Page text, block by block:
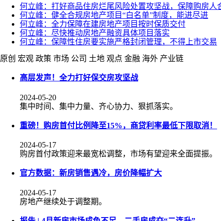
何立峰：打好商品住房烂尾风险处置攻坚战，保障购房人
何立峰：健全合规房地产项目“白名单”制度，能进尽进
何立峰：全力保障在建房地产项目按时保质交付
何立峰：尽快推动房地产融资具体项目落实
何立峰：保障性住房要实施严格封闭管理，不得上市交易
原创 宏观 政策 市场 公司 土地 观点 金融 海外 产业链
高层发声！全力打好保交房攻坚战
2024-05-20
集中时间、集中力量、齐心协力、狠抓落实。
重磅！购房首付比例降至15%，商贷利率最低下限取消！
2024-05-17
购房首付政策迎来最宽松调整，市场有望迎来全面提振。
官方数据：新房销售遇冷，房价降幅扩大
2024-05-17
房地产继续处于调整期。